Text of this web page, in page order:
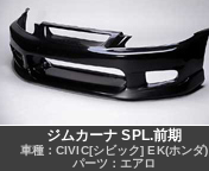
ジムカーナ SPL.前期
車種：CIVIC[シビック] EK(ホンダ)
パーツ：エアロ